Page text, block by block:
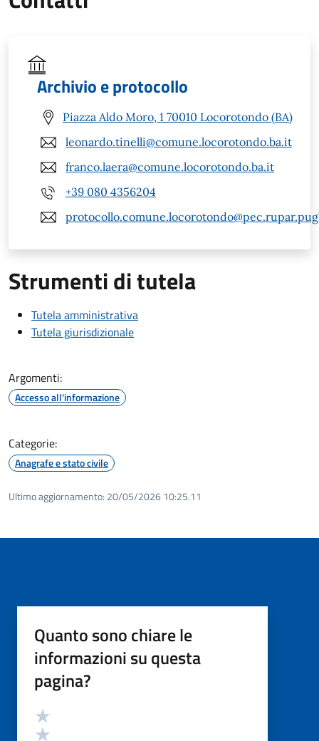
Archivio e protocollo
Piazza Aldo Moro, 1 70010 Locorotondo (BA)
leonardo.tinelli@comune.locorotondo.ba.it
franco.laera@comune.locorotondo.ba.it
+39 080 4356204
Strumenti di tutela
Tutela amministrativa
Tutela giurisdizionale
Argomenti:
Accesso all'informazione
Categorie:
Anagrafe e stato civile
Ultimo aggiornamento: 20/05/2026 10:25.11
Quanto sono chiare le
informazioni su questa
pagina?
Valutazione